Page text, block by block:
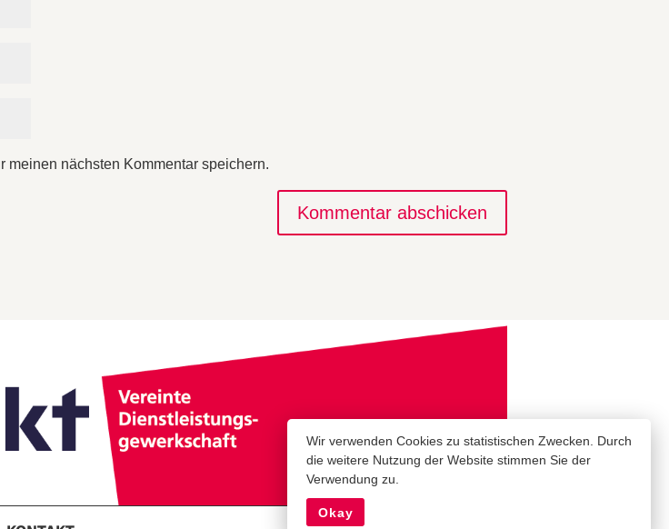
meinen nächsten Kommentar speichern.
Kommentar abschicken
Wir verwenden Cookies zu statistischen Zwecken. Durch
die weitere Nutzung der Website stimmen Sie der
Verwendung zu.
Okay